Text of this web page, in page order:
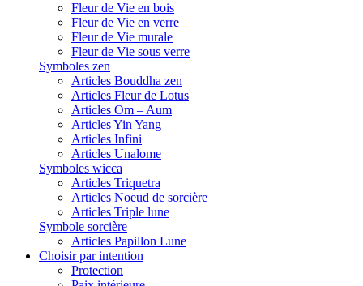
Fleur de Vie en bois
Fleur de Vie en verre
Fleur de Vie murale
Fleur de Vie sous verre
Symboles zen
Articles Bouddha zen
Articles Fleur de Lotus
Articles Om – Aum
Articles Yin Yang
Articles Infini
Articles Unalome
Symboles wicca
Articles Triquetra
Articles Noeud de sorcière
Articles Triple lune
Symbole sorcière
Articles Papillon Lune
Choisir par intention
Protection